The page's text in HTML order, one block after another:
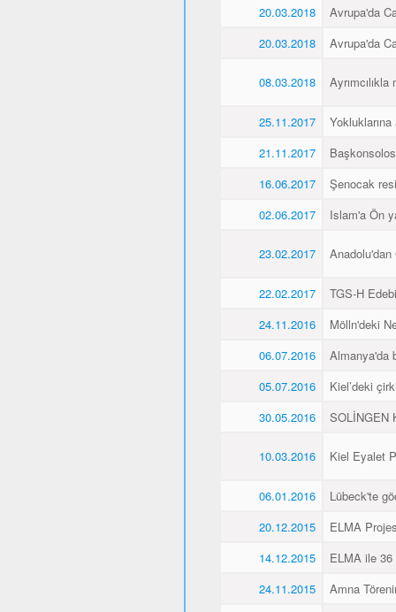
20.03.2018
Avrupa'da
20.03.2018
Avrupa'da
08.03.2018
25.11.2017
Yokluklarına
21.11.2017
16.06.2017
Şenocak
02.06.2017
Islam'a Ön
23.02.2017
22.02.2017
TGS-H
24.11.2016
Mölln'deki
06.07.2016
Almanya'da
05.07.2016
Kiel’deki
30.05.2016
SOLİNGEN
10.03.2016 Kiel Eyalet
06.01.2016
Lübeck'te
20.12.2015
ELMA
14.12.2015
ELMA ile
24.11.2015
Amna